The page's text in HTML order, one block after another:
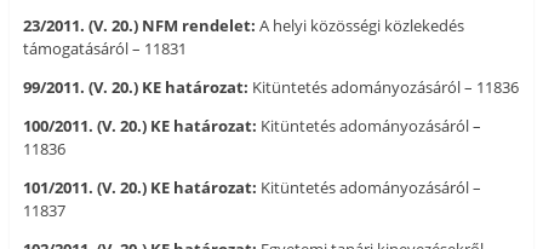
23/2011. (V. 20.) NFM rendelet: A helyi közösségi közlekedés
támogatásáról – 11831
99/2011. (V. 20.) KE határozat: Kitüntetés adományozásáról – 11836
100/2011. (V. 20.) KE határozat: Kitüntetés adományozásáról –
11836
101/2011. (V. 20.) KE határozat: Kitüntetés adományozásáról –
11837